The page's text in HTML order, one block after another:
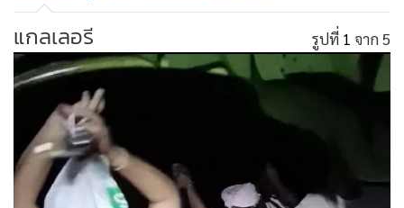
• ภาคใต้
• ภูมิภาค
• Online Section
บันเทิง
ผู้จัดการรายวัน
• คอลัมนิสต์
ละคร
แกลเลอรี รูปที่ 1 จาก 5